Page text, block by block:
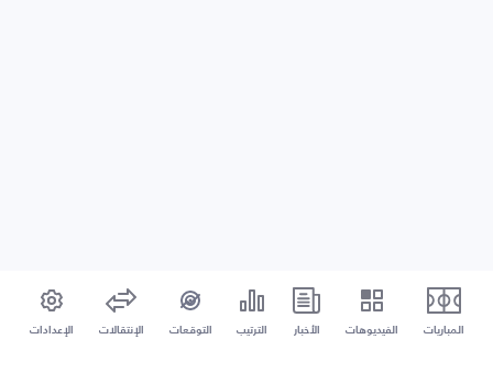
المباريات الفيديوهات الأخبار الترتيب التوقعات الإنتقالات الإعدادات